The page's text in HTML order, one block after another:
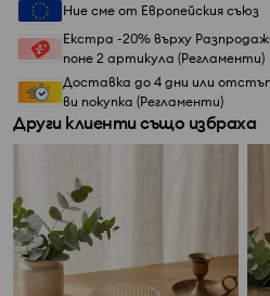
Ние сме от Европейския съюз
Екстра -20% върху
поне 2 артикула (Регламенти)
Доставка до 4 дни или
ви покупка (Регламенти)
Други клиенти също избраха